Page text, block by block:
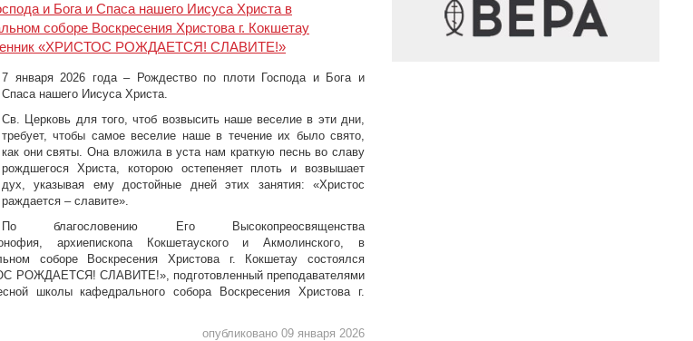
и Бога и Спаса нашего Иисуса Христа в
соборе Воскресения Христова г. Кокшетау
«ХРИСТОС РОЖДАЕТСЯ! СЛАВИТЕ!»
7 января 2026 года – Рождество по плоти Господа и Бога и
Спаса нашего Иисуса Христа.
Св. Церковь для того, чтоб возвысить наше веселие в эти дни,
требует, чтобы самое веселие наше в течение их было свято,
как они святы. Она вложила в уста нам краткую песнь во славу
рождшегося Христа, которою остепеняет плоть и возвышает
дух, указывая ему достойные дней этих занятия: «Христос
раждается – славите».
По благословению Его Высокопреосвященства
архиепископа Кокшетауского и Акмолинского, в
соборе Воскресения Христова г. Кокшетау состоялся
РОЖДАЕТСЯ! СЛАВИТЕ!», подготовленный преподавателями
школы кафедрального собора Воскресения Христова г.
опубликовано 09 января 2026